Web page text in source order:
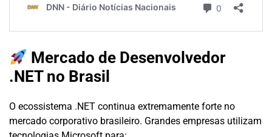
Mercado de Desenvolvedor
.NET no Brasil
O ecossistema .NET continua extremamente forte no
mercado corporativo brasileiro. Grandes empresas utilizam